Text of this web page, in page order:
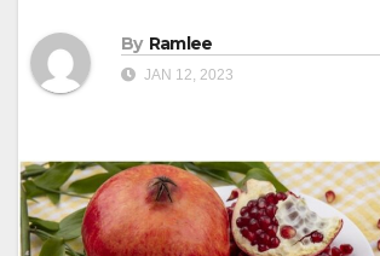
By Ramlee
JAN 12, 2023